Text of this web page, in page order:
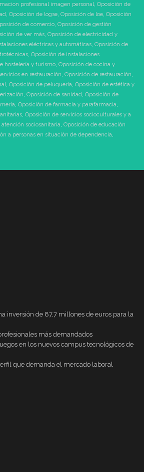
profesional imagen personal, Oposición de
, Oposición de logse, Oposición de loe, Oposición
de comercio, Oposición de gestión
de ver más, Oposición de electricidad y
eléctricas y automáticas, Oposición de
, Oposición de instalaciones
hostelería y turismo, Oposición de cocina y
en restauración, Oposición de restauración,
, Oposición de peluquería, Oposición de estética y
, Oposición de sanidad, Oposición de
, Oposición de farmacia y parafarmacia,
, Oposición de servicios socioculturales y a
atención sociosanitaria, Oposición de educación
a personas en situación de dependencia,
inversión de 87,7 millones de euros para la
más demandados
en los nuevos campus tecnológicos de
que demanda el mercado laboral